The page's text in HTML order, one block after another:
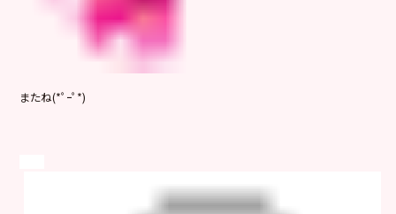
またね(*ﾟｰﾟ*)